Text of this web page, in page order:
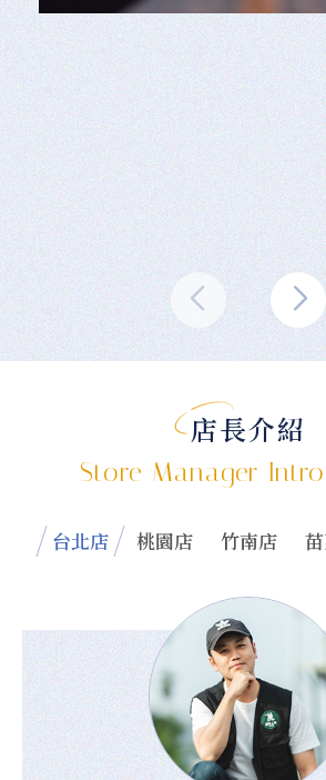
店長介紹
Store Manager
台北店 桃園店 竹南店